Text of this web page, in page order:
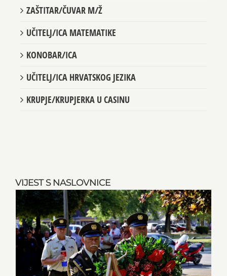
VIJEST S NASLOVNICE
ZAŠTITAR/ČUVAR M/Ž
UČITELJ/ICA MATEMATIKE
KONOBAR/ICA
UČITELJ/ICA HRVATSKOG JEZIKA
KRUPJE/KRUPJERKA U CASINU